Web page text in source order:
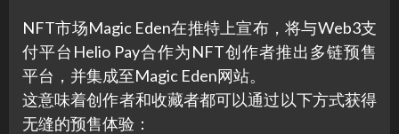
NFT市场Magic Eden在推特上宣布，将与Web3支
付平台Helio Pay合作为NFT创作者推出多链预售
平台，并集成至Magic Eden网站。
这意味着创作者和收藏者都可以通过以下方式获得
无缝的预售体验：